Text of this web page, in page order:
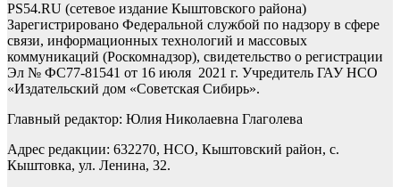
PS54.RU (сетевое издание Кыштовского района)
Зарегистрировано Федеральной службой по надзору в сфере
связи, информационных технологий и массовых
коммуникаций (Роскомнадзор), свидетельство о регистрации
Эл № ФС77-81541 от 16 июля 2021 г. Учредитель ГАУ НСО
«Издательский дом «Советская Сибирь».
Главный редактор: Юлия Николаевна Глаголева
Адрес редакции: 632270, НСО, Кыштовский район, с.
Кыштовка, ул. Ленина, 32.